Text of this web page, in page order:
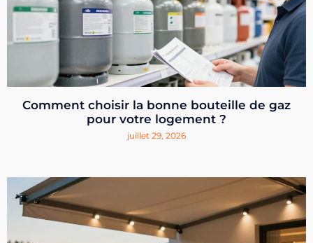
Comment choisir la bonne bouteille de gaz
pour votre logement ?
juillet 29, 2026